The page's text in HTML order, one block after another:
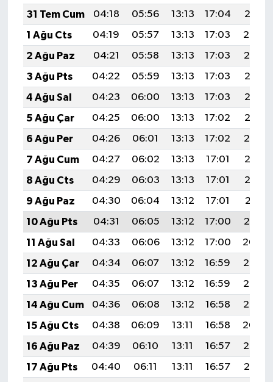
31 Tem Cum
04:18 05:56 13:13 17:04
20:21
1 Ağu Cts
04:19 05:57 13:13 17:03
20:20
2 Ağu Paz
04:21 05:58 13:13 17:03
20:19
3 Ağu Pts
04:22 05:59 13:13 17:03
20:18
4 Ağu Sal
04:23 06:00 13:13 17:03
20:17
5 Ağu Çar
04:25 06:00 13:13 17:02
20:16
6 Ağu Per
04:26 06:01 13:13 17:02
20:14
7 Ağu Cum
04:27 06:02 13:13 17:01
20:13
8 Ağu Cts
04:29 06:03 13:13 17:01
20:12
9 Ağu Paz
04:30 06:04 13:12 17:01
20:11
10 Ağu Pts
04:31 06:05 13:12 17:00
20:10
11 Ağu Sal
04:33 06:06 13:12 17:00
20:09
12 Ağu Çar
04:34 06:07 13:12 16:59
20:08
13 Ağu Per
04:35 06:07 13:12 16:59
20:06
14 Ağu Cum
04:36 06:08 13:12 16:58
20:05
15 Ağu Cts
04:38 06:09 13:11 16:58
20:04
16 Ağu Paz
04:39 06:10 13:11 16:57
20:03
17 Ağu Pts
04:40 06:11 13:11 16:57
20:01